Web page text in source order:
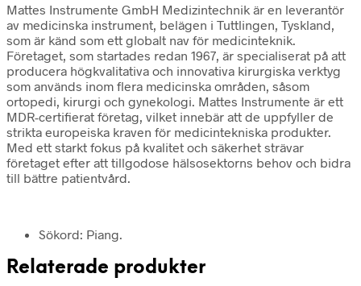
Mattes Instrumente GmbH Medizintechnik är en leverantör
av medicinska instrument, belägen i Tuttlingen, Tyskland,
som är känd som ett globalt nav för medicinteknik.
Företaget, som startades redan 1967, är specialiserat på att
producera högkvalitativa och innovativa kirurgiska verktyg
som används inom flera medicinska områden, såsom
ortopedi, kirurgi och gynekologi. Mattes Instrumente är ett
MDR-certifierat företag, vilket innebär att de uppfyller de
strikta europeiska kraven för medicintekniska produkter.
Med ett starkt fokus på kvalitet och säkerhet strävar
företaget efter att tillgodose hälsosektorns behov och bidra
till bättre patientvård.
Sökord: Piang.
Relaterade produkter